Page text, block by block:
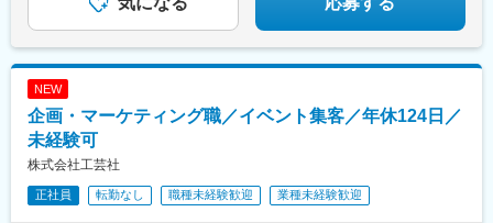
府)、洛西口駅、八木西口駅、宝山寺駅、狸小路駅、中央区役所前
駅、発寒駅、新琴似駅、久屋大通駅、愛知大学前駅、西高蔵駅、
桜本町駅、尾張一宮駅、東別院駅、西鉄福岡駅、愛宕橋駅、勾当
橋駅(東京都)、田町駅(東京都)、御成門駅、稲荷町駅(東京都)、清
澄白河駅、北参道駅、五反田駅、竹橋駅、京橋駅(東京都)、高輪ゲ
ートウェイ駅、銀座駅、乃木坂駅、川越市駅、東海神駅、みどり
台駅、伊勢佐木長者町駅、武蔵溝ノ口駅、日ノ出町駅、なんば駅
神駅、蒲生四丁目駅、花田口駅、中津駅(地下鉄)、天王寺駅前駅、
NEW
企画・マーケティング職／イベント集客／年休124日／
未経験可
株式会社工芸社
正社員 転勤なし 職種未経験歓迎 業種未経験歓迎